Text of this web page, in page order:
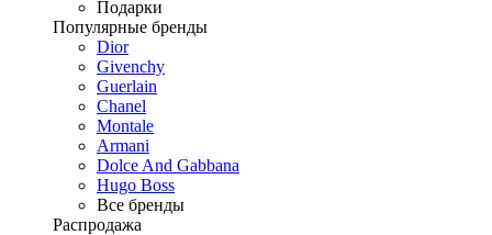
Подарки
Популярные бренды
Dior
Givenchy
Guerlain
Chanel
Montale
Armani
Dolce And Gabbana
Hugo Boss
Все бренды
Распродажа